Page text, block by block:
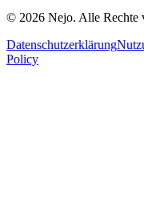
© 2026 Nejo. Alle Rechte
Datenschutzerklärung
Policy